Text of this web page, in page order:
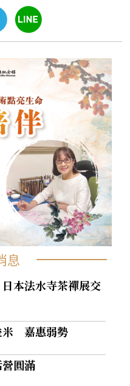
息
本法水寺茶禪展交
米 嘉惠弱勢
圓滿